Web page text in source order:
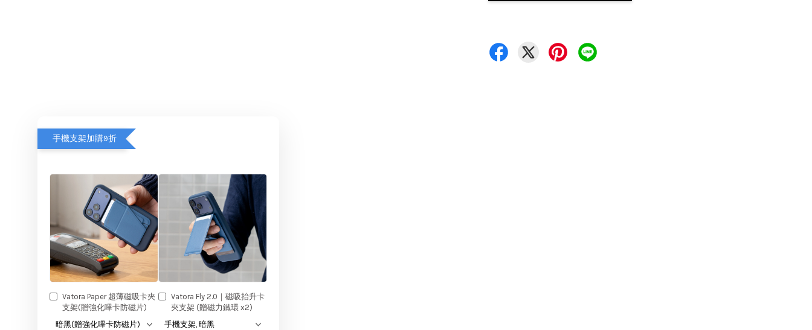
手機支架加購9折
Vatora Paper 超薄磁吸卡夾
支架(贈強化嗶卡防磁片)
Vatora Fly 2.0｜磁吸抬升卡
夾支架 (贈磁力鐵環 x2)